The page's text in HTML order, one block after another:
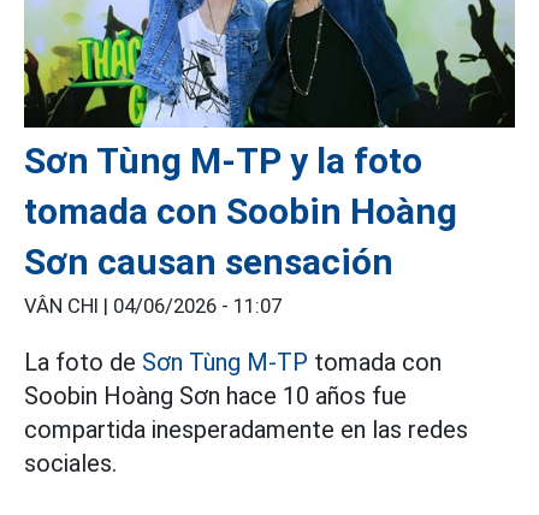
Sơn Tùng M-TP y la foto
tomada con Soobin Hoàng
Sơn causan sensación
VÂN CHI | 04/06/2026 - 11:07
La foto de Sơn Tùng M-TP tomada con
Soobin Hoàng Sơn hace 10 años fue
compartida inesperadamente en las redes
sociales.